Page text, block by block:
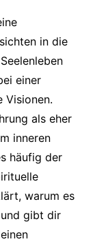
in die
einer
Visionen.
als eher
inneren
häufig der
warum es
gibt dir